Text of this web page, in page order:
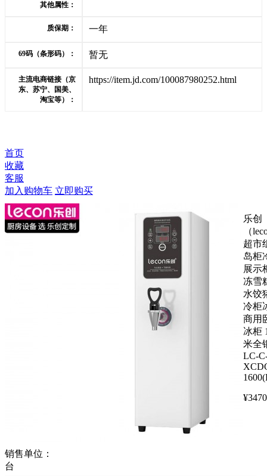
其他属性：
质保期： 一年
69码（条形码）： 暂无
主流电商链接（京
东、苏宁、国美、
淘宝等）：
https://item.jd.com/100087980252.html
首页
收藏
客服
加入购物车 立即购买
乐创
（
超市
岛柜
展示
冻雪
水饺
冷柜
商用
冰柜
米全
LC-
¥
销售单位：
台